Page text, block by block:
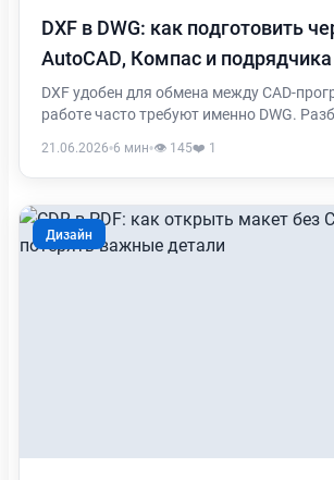
DXF в DWG: как подготовить
AutoCAD, Компас и подрядчика
DXF удобен для обмена между CAD-
работе часто требуют именно DWG.
проверить перед отправкой файла.
21.06.2026•6 мин•👁️ 145❤️ 1
Дизайн